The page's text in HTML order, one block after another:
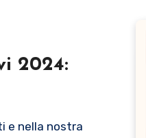
2024: